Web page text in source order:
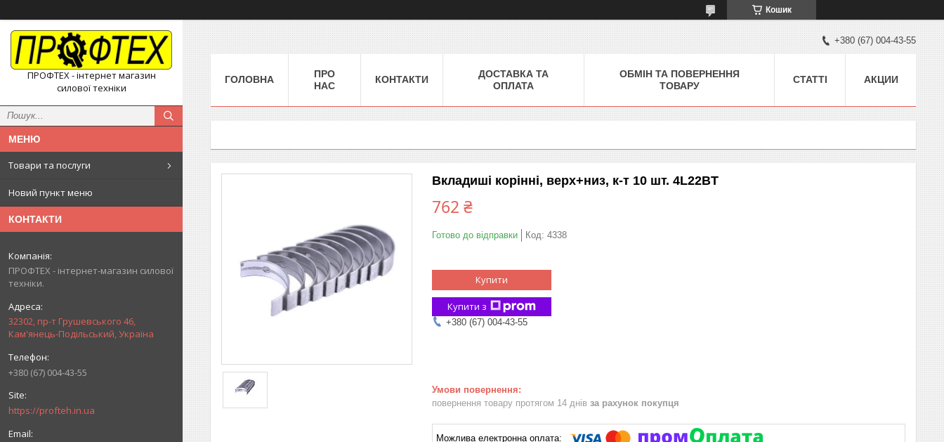
Кошик
ПРОФТЕХ - інтернет магазин
силової техніки
Товари та послуги
Новий пункт меню
КОНТАКТИ
ПРОФТЕХ - інтернет-магазин силової
техніки.
32302, пр-т Грушевського 46,
Кам'янець-Подільський, Україна
+380 (67) 004-43-55
https://profteh.in.ua
+380 (67) 004-43-55
ГОЛОВНА
ПРО
НАС
КОНТАКТИ
ДОСТАВКА ТА
ОПЛАТА
ОБМІН ТА ПОВЕРНЕННЯ
ТОВАРУ
СТАТТІ АКЦИИ
Вкладиші корінні, верх+низ, к-т 10 шт. 4L22BT
762 ₴
Готово до відправки Код: 4338
Купити
Купити з
+380 (67) 004-43-55
повернення товару протягом 14 днів за рахунок покупця